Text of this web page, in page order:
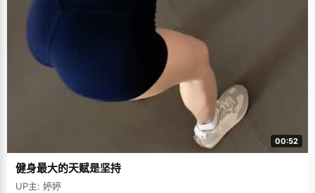
00:52
健身最大的天赋是坚持
UP主: 婷婷